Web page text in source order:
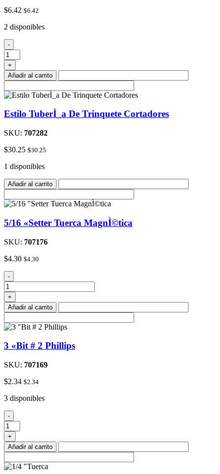
$6.42 $6.42
2 disponibles
Cuchillo
De
Uso
cantidad
-
+
Añadir al carrito
Estilo TuberÌ_a De Trinquete Cortadores
SKU: 707282
$30.25 $30.25
1 disponibles
Añadir al carrito
5/16 «Setter Tuerca MagnÌ©tica
SKU: 707176
$4.30 $4.30
5/16
"Setter
Tuerca
MagnÌ©tica
cantidad
-
+
Añadir al carrito
3 «Bit # 2 Phillips
SKU: 707169
$2.34 $2.34
3 disponibles
3
"Bit
#
2
Phillips
-
+
Añadir al carrito